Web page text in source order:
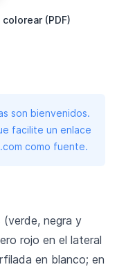
(PDF)
son bienvenidos.
facilite un enlace
como fuente.
(verde, negra y
rojo en el lateral
en blanco; en